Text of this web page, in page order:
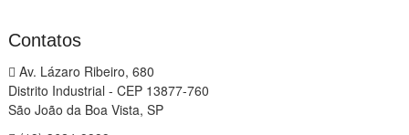
Contatos
Av. Lázaro Ribeiro, 680
Distrito Industrial - CEP 13877-760
São João da Boa Vista, SP